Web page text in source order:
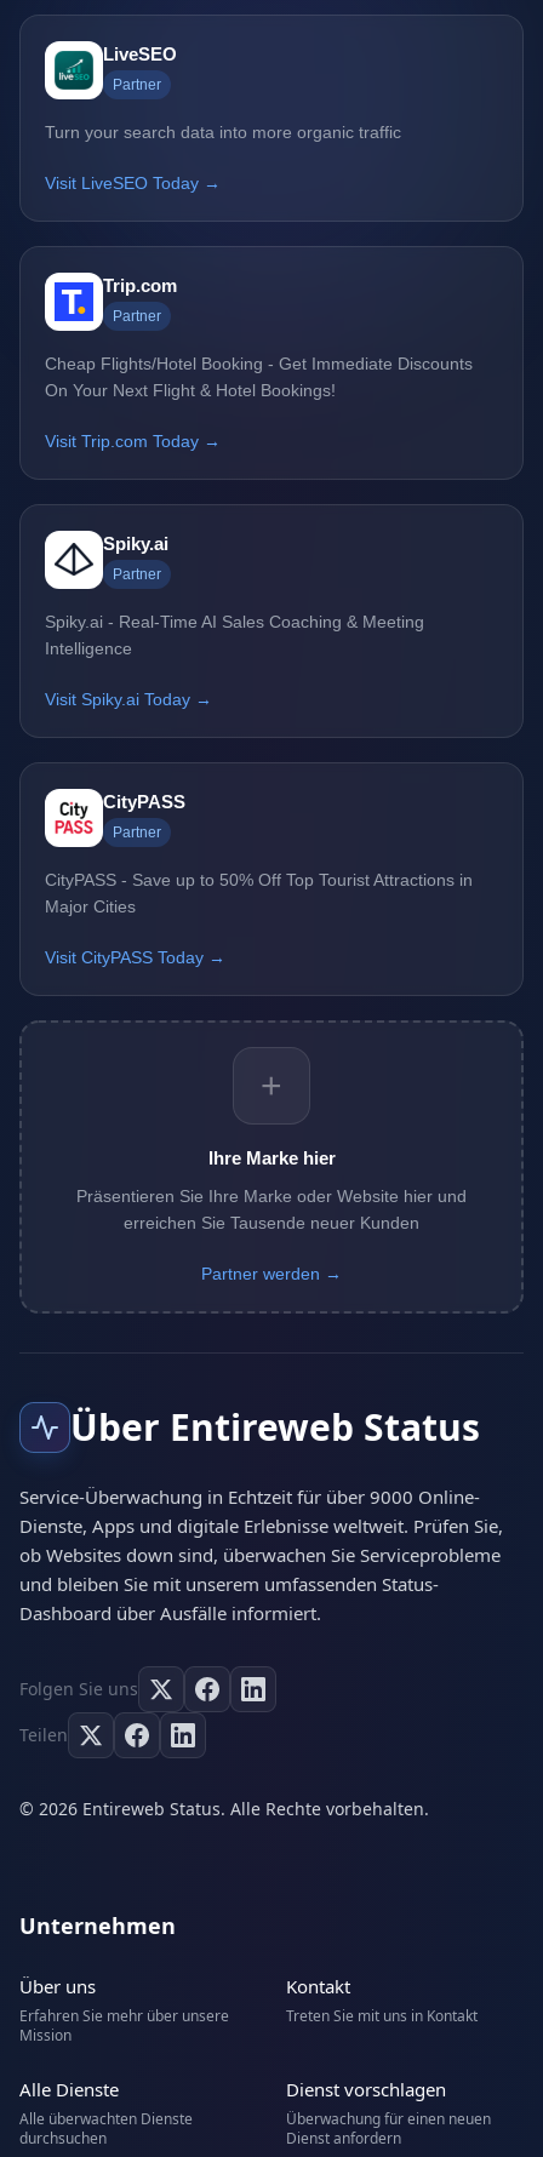
LiveSEO
Partner
Turn your search data into more organic traffic
Visit LiveSEO Today →
Trip.com
Partner
Cheap Flights/Hotel Booking - Get Immediate Discounts
On Your Next Flight & Hotel Bookings!
Visit Trip.com Today →
Spiky.ai
Partner
Spiky.ai - Real-Time AI Sales Coaching & Meeting
Intelligence
Visit Spiky.ai Today →
CityPASS
Partner
CityPASS - Save up to 50% Off Top Tourist Attractions in
Major Cities
Visit CityPASS Today →
+
Ihre Marke hier
Präsentieren Sie Ihre Marke oder Website hier und
erreichen Sie Tausende neuer Kunden
Partner werden →
Über Entireweb Status
Service-Überwachung in Echtzeit für über 9000 Online-
Dienste, Apps und digitale Erlebnisse weltweit. Prüfen Sie,
ob Websites down sind, überwachen Sie Serviceprobleme
und bleiben Sie mit unserem umfassenden Status-
Dashboard über Ausfälle informiert.
Folgen Sie uns
Teilen
© 2026 Entireweb Status. Alle Rechte vorbehalten.
Unternehmen
Über uns
Erfahren Sie mehr über unsere
Mission
Kontakt
Treten Sie mit uns in Kontakt
Alle Dienste
Alle überwachten Dienste
durchsuchen
Dienst vorschlagen
Überwachung für einen neuen
Dienst anfordern